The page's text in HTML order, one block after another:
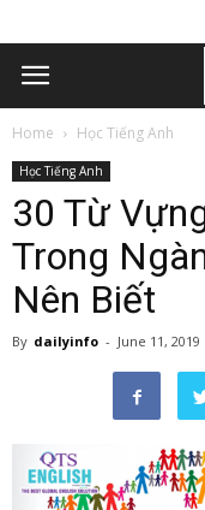
Home Học Tiếng Anh
Học Tiếng Anh
30 Từ
Trong
Nên Biết
By dailyinfo - June 11, 2019